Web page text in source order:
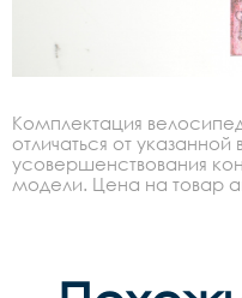
Комплектация
отличаться от указанной
усовершенствования
модели. Цена на товар